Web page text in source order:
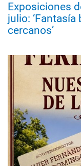
Exposiciones
julio: ‘Fantasía
cercanos’